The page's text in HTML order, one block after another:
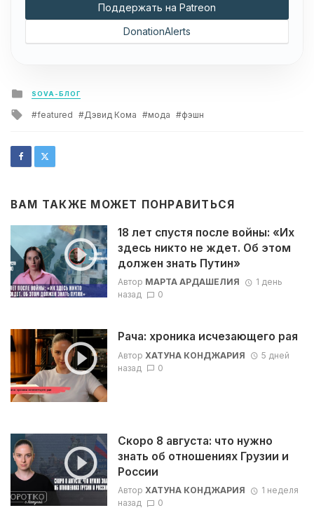
Поддержать на Patreon
DonationAlerts
Posted
in
SOVA-БЛОГ
Tagged
featured Дэвид Кома мода фэшн
ВАМ ТАКЖЕ МОЖЕТ ПОНРАВИТЬСЯ
18 лет спустя после войны: «Их
здесь никто не ждет. Об этом
должен знать Путин»
Автор МАРТА АРДАШЕЛИЯ
1 день
назад
0
Рача: хроника исчезающего рая
Автор ХАТУНА КОНДЖАРИЯ
5 дней
назад
0
Скоро 8 августа: что нужно
знать об отношениях Грузии и
России
Автор ХАТУНА КОНДЖАРИЯ
1 неделя
назад
0